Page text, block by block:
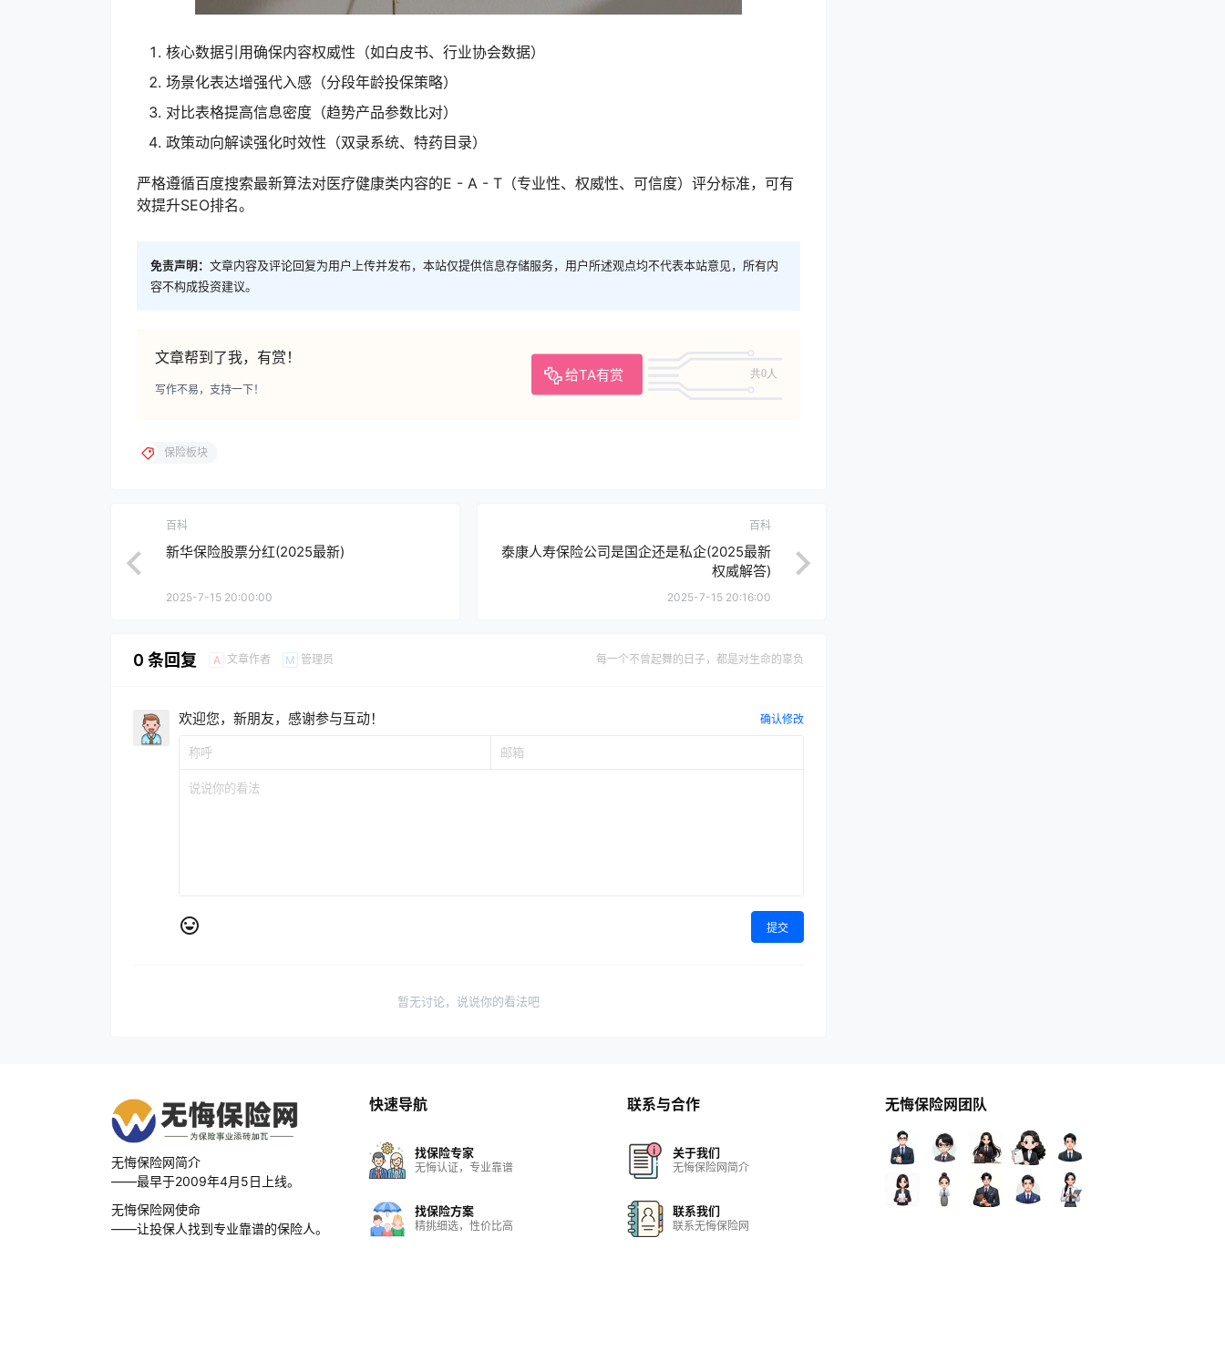
核心数据引用确保内容权威性（如白皮书、行业协会数据）
场景化表达增强代入感（分段年龄投保策略）
对比表格提高信息密度（趋势产品参数比对）
政策动向解读强化时效性（双录系统、特药目录）
严格遵循百度搜索最新算法对医疗健康类内容的E - A - T（专业性、权威性、可信度）评分标准，可有
效提升SEO排名。
免责声明： 文章内容及评论回复为用户上传并发布，本站仅提供信息存储服务，用户所述观点均不代表本站意见，所有内
容不构成投资建议。
文章帮到了我，有赏！
给TA有赏 共0人
写作不易，支持一下！
保险板块
百科
新华保险股票分红(2025最新)
2025-7-15 20:00:00
百科
泰康人寿保险公司是国企还是私企(2025最新
权威解答)
2025-7-15 20:16:00
0 条回复 A 文章作者 M 管理员 每一个不曾起舞的日子，都是对生命的辜负
欢迎您，新朋友，感谢参与互动！ 确认修改
提交
暂无讨论，说说你的看法吧
无悔保险网简介
——最早于2009年4月5日上线。
无悔保险网使命
——让投保人找到专业靠谱的保险人。
快速导航
找保险专家
无悔认证，专业靠谱
找保险方案
精挑细选，性价比高
联系与合作
关于我们
无悔保险网简介
联系我们
联系无悔保险网
无悔保险网团队